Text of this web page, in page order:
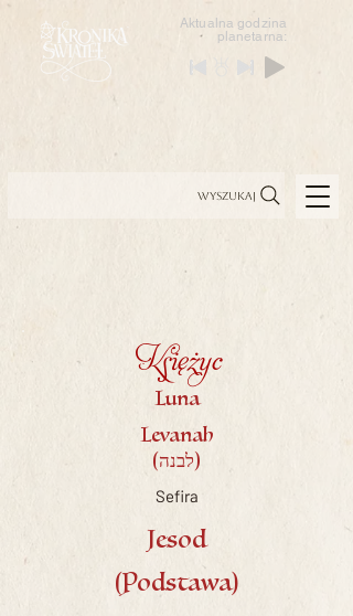
Aktualna godzina
planetarna:
Wyszukaj
Księżyc
Luna
Levanah
(לבנה)
Sefira
Jesod
(Podstawa)